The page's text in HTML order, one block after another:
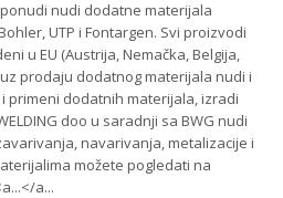
ponudi nudi dodatne materijala
UTP i Fontargen. Svi proizvodi
u EU (Austrija, Nemačka, Belgija,
uz prodaju dodatnog materijala nudi i
primeni dodatnih materijala, izradi
doo u saradnji sa BWG nudi
navarivanja, metalizacije i
možete pogledati na
a...